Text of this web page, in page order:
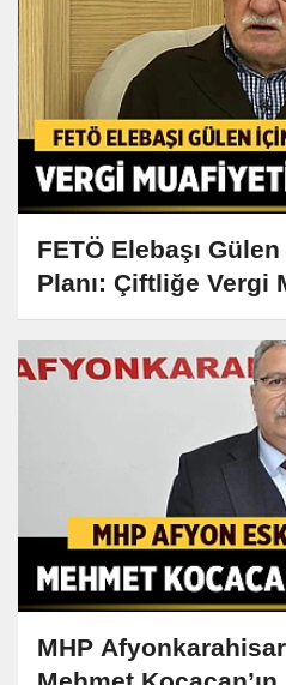
FETÖ Elebaşı
Planı: Çiftliğe Vergi
Kazandıracak
MHP